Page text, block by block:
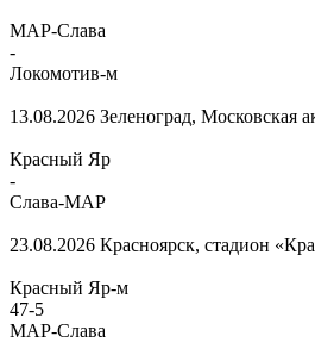
МАР-Слава
-
Локомотив-м
13.08.2026 Зеленоград, Московская
Красный Яр
-
Слава-МАР
23.08.2026 Красноярск, стадион
Красный Яр-м
47-5
МАР-Слава